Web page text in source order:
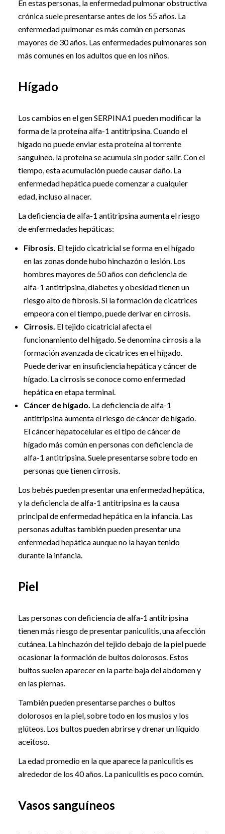
En estas personas, la enfermedad pulmonar obstructiva
crónica suele presentarse antes de los 55 años. La
enfermedad pulmonar es más común en personas
mayores de 30 años. Las enfermedades pulmonares son
más comunes en los adultos que en los niños.
Hígado
Los cambios en el gen SERPINA1 pueden modificar la
forma de la proteína alfa-1 antitripsina. Cuando el
hígado no puede enviar esta proteína al torrente
sanguíneo, la proteína se acumula sin poder salir. Con el
tiempo, esta acumulación puede causar daño. La
enfermedad hepática puede comenzar a cualquier
edad, incluso al nacer.
La deficiencia de alfa-1 antitripsina aumenta el riesgo
de enfermedades hepáticas:
Fibrosis. El tejido cicatricial se forma en el hígado
en las zonas donde hubo hinchazón o lesión. Los
hombres mayores de 50 años con deficiencia de
alfa-1 antitripsina, diabetes y obesidad tienen un
riesgo alto de fibrosis. Si la formación de cicatrices
empeora con el tiempo, puede derivar en cirrosis.
Cirrosis. El tejido cicatricial afecta el
funcionamiento del hígado. Se denomina cirrosis a la
formación avanzada de cicatrices en el hígado.
Puede derivar en insuficiencia hepática y cáncer de
hígado. La cirrosis se conoce como enfermedad
hepática en etapa terminal.
Cáncer de hígado. La deficiencia de alfa-1
antitripsina aumenta el riesgo de cáncer de hígado.
El cáncer hepatocelular es el tipo de cáncer de
hígado más común en personas con deficiencia de
alfa-1 antitripsina. Suele presentarse sobre todo en
personas que tienen cirrosis.
Los bebés pueden presentar una enfermedad hepática,
y la deficiencia de alfa-1 antitripsina es la causa
principal de enfermedad hepática en la infancia. Las
personas adultas también pueden presentar una
enfermedad hepática aunque no la hayan tenido
durante la infancia.
Piel
Las personas con deficiencia de alfa-1 antitripsina
tienen más riesgo de presentar paniculitis, una afección
cutánea. La hinchazón del tejido debajo de la piel puede
ocasionar la formación de bultos dolorosos. Estos
bultos suelen aparecer en la parte baja del abdomen y
en las piernas.
También pueden presentarse parches o bultos
dolorosos en la piel, sobre todo en los muslos y los
glúteos. Los bultos pueden abrirse y drenar un líquido
aceitoso.
La edad promedio en la que aparece la paniculitis es
alrededor de los 40 años. La paniculitis es poco común.
Vasos sanguíneos